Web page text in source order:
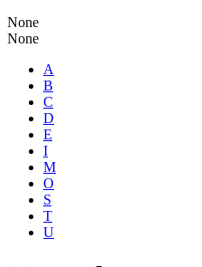
None
None
A
B
C
D
E
I
M
O
S
T
U